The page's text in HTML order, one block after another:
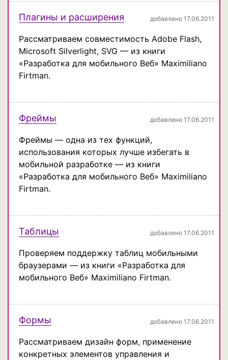
Плагины и расширения добавлено 17.06.2011
Рассматриваем совместимость Adobe Flash,
Microsoft Silverlight, SVG — из книги
«Разработка для мобильного Веб» Maximiliano
Firtman.
Фреймы добавлено 17.06.2011
Фреймы — одна из тех функций,
использования которых лучше избегать в
мобильной разработке — из книги
«Разработка для мобильного Веб» Maximiliano
Firtman.
Таблицы добавлено 17.06.2011
Проверяем поддержку таблиц мобильными
браузерами — из книги «Разработка для
мобильного Веб» Maximiliano Firtman.
Формы добавлено 17.06.2011
Рассматриваем дизайн форм, применение
конкретных элементов управления и